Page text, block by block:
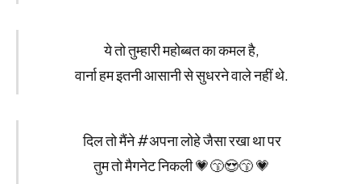
ये तो तुम्हारी महोब्बत का कमल है,
वार्ना हम इतनी आसानी से सुधरने वाले नहीं थे.
दिल तो मैंने #अपना लोहे जैसा रखा था पर
तुम तो मैगनेट निकली 💗😙😍😙 💗